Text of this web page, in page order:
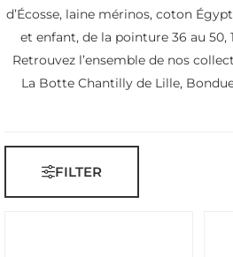
d’Écosse, laine mérinos, coton
et enfant, de la pointure 36 au 50,
Retrouvez l’ensemble de nos
La Botte Chantilly de Lille,
FILTER